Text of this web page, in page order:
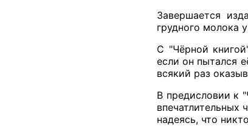
Завершается
грудного молока
С "Чёрной
если он пытался
всякий раз
В предисловии к
впечатлительных
надеясь, что